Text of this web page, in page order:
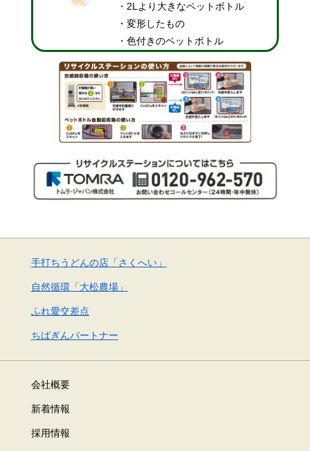
・2Lより大きなペットボトル
・変形したもの
・色付きのペットボトル
手打ちうどんの店「さくへい」
自然循環「大松農場」
ふれ愛交差点
ちばぎんパートナー
会社概要
新着情報
採用情報